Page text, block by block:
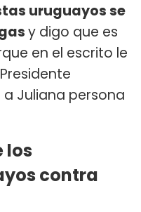
uruguayos se
y digo que es
en el escrito le
Juliana persona
los
contra